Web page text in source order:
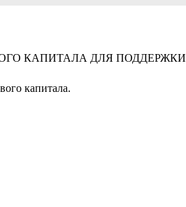
КАПИТАЛА ДЛЯ ПОДДЕРЖКИ
капитала.